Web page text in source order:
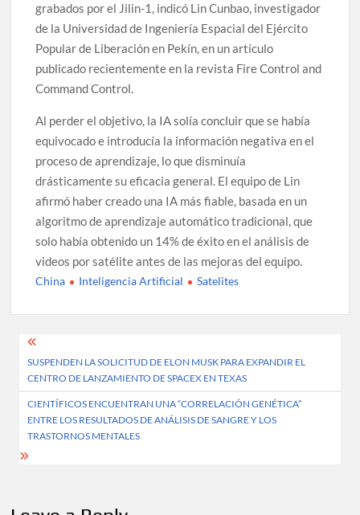
grabados por el Jilin-1, indicó Lin Cunbao, investigador
de la Universidad de Ingeniería Espacial del Ejército
Popular de Liberación en Pekín, en un artículo
publicado recientemente en la revista Fire Control and
Command Control.
Al perder el objetivo, la IA solía concluir que se había
equivocado e introducía la información negativa en el
proceso de aprendizaje, lo que disminuía
drásticamente su eficacia general. El equipo de Lin
afirmó haber creado una IA más fiable, basada en un
algoritmo de aprendizaje automático tradicional, que
solo había obtenido un 14% de éxito en el análisis de
videos por satélite antes de las mejoras del equipo.
China Inteligencia Artificial Satelites
Post
navigation
SUSPENDEN LA SOLICITUD DE ELON MUSK PARA EXPANDIR EL
CENTRO DE LANZAMIENTO DE SPACEX EN TEXAS
CIENTÍFICOS ENCUENTRAN UNA “CORRELACIÓN GENÉTICA”
ENTRE LOS RESULTADOS DE ANÁLISIS DE SANGRE Y LOS
TRASTORNOS MENTALES